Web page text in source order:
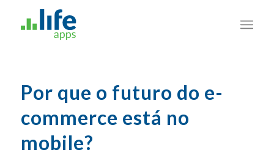
Por que o futuro do e-
commerce está no
mobile?